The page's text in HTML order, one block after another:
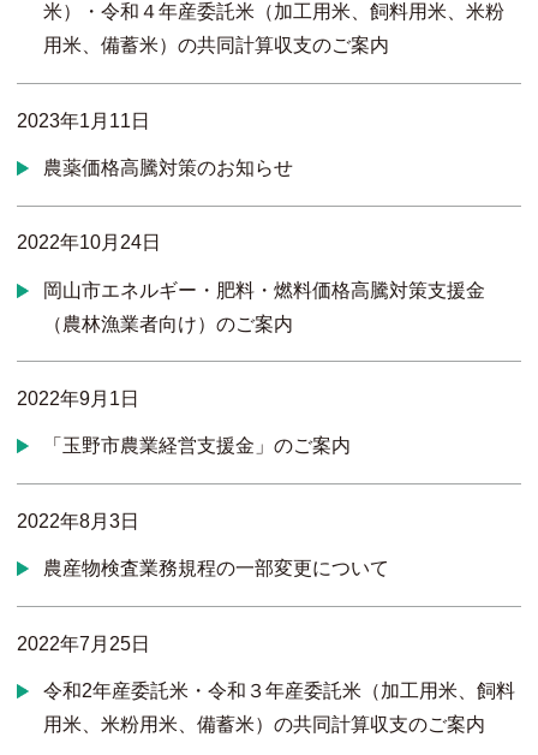
米）・令和４年産委託米（加工用米、飼料用米、米粉
用米、備蓄米）の共同計算収支のご案内
2023年1月11日
農薬価格高騰対策のお知らせ
2022年10月24日
岡山市エネルギー・肥料・燃料価格高騰対策支援金
（農林漁業者向け）のご案内
2022年9月1日
「玉野市農業経営支援金」のご案内
2022年8月3日
農産物検査業務規程の一部変更について
2022年7月25日
令和2年産委託米・令和３年産委託米（加工用米、飼料
用米、米粉用米、備蓄米）の共同計算収支のご案内